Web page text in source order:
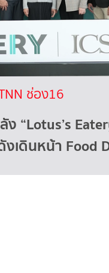
ช่อง16
“Lotus’s
งเดินหน้า Food